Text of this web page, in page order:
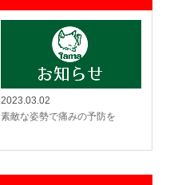
2023.03.02
素敵な姿勢で痛みの予防を